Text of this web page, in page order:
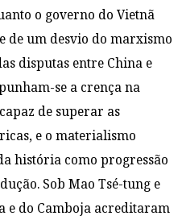
o governo do Vietnã
de um desvio do marxismo
disputas entre China e
se a crença na
de superar as
e o materialismo
história como progressão
Sob Mao Tsé-tung e
e do Camboja acreditaram